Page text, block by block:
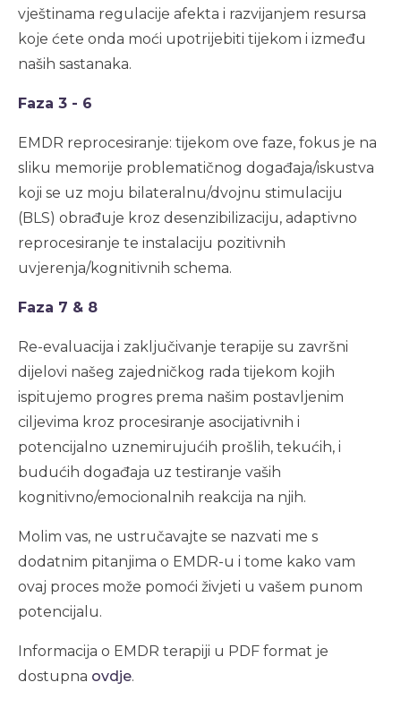
vještinama regulacije afekta i razvijanjem resursa
koje ćete onda moći upotrijebiti tijekom i između
naših sastanaka.
Faza 3 - 6
EMDR reprocesiranje: tijekom ove faze, fokus je na
sliku memorije problematičnog događaja/iskustva
koji se uz moju bilateralnu/dvojnu stimulaciju
(BLS) obrađuje kroz desenzibilizaciju, adaptivno
reprocesiranje te instalaciju pozitivnih
uvjerenja/kognitivnih schema.
Faza 7 & 8
Re-evaluacija i zaključivanje terapije su završni
dijelovi našeg zajedničkog rada tijekom kojih
ispitujemo progres prema našim postavljenim
ciljevima kroz procesiranje asocijativnih i
potencijalno uznemirujućih prošlih, tekućih, i
budućih događaja uz testiranje vaših
kognitivno/emocionalnih reakcija na njih.
Molim vas, ne ustručavajte se nazvati me s
dodatnim pitanjima o EMDR-u i tome kako vam
ovaj proces može pomoći živjeti u vašem punom
potencijalu.
Informacija o EMDR terapiji u PDF format je
dostupna ovdje.